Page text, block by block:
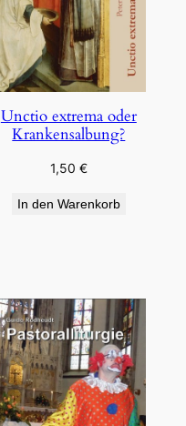
Unctio extrema oder
Krankensalbung?
1,50 €
In den Warenkorb